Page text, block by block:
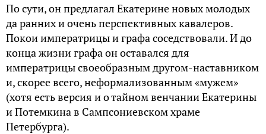
По сути, он предлагал Екатерине новых молодых
да ранних и очень перспективных кавалеров.
Покои императрицы и графа соседствовали. И до
конца жизни графа он оставался для
императрицы своеобразным другом-наставником
и, скорее всего, неформализованным «мужем»
(хотя есть версия и о тайном венчании Екатерины
и Потемкина в Сампсониевском храме
Петербурга).